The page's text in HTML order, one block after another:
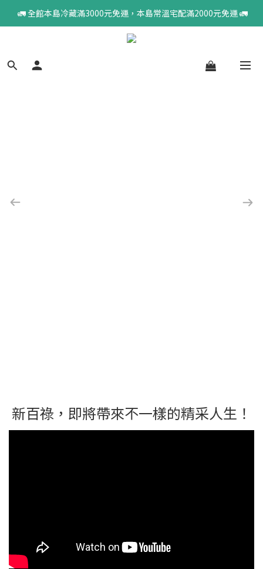
🚛 全館本島冷藏滿3000元免運，本島常溫宅配滿2000元免運 🚛
新百祿，即將帶來不一樣的精采人生！